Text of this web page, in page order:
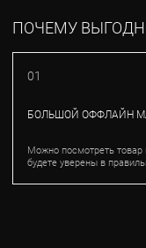
ПОЧЕМУ
01
БОЛЬШОЙ ОФФЛАЙН
Можно посмотреть
будете уверены в